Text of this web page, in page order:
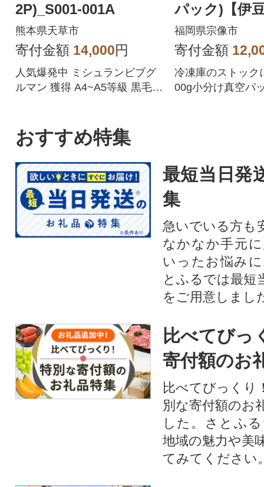
2P)_S001-001A
熊本県天草市
寄付金額 14,000円
人気爆発中 ミシュランビブグ
ルマン 獲得 A4~A5等級 黒毛和
程度お時間がかかる場合がご
ざいます。ご了承の上お申し
込みください。発送につきま
しては、説明文を必ずご確認
ください。★天草市では返礼
品の発送通知メールをお送り
できません★
パック)【伊
店】_HA1511
福岡県宗像市
寄付金額
冷凍庫のストック
00g小分け真空パ
おすすめ特集
最短当日発
集
急いでいる方も
なかなか手元
いったお悩み
とふるでは最短
をご用意しまし
比べてびっ
寄付額のお
比べてびっくり
別な寄付額のお
した。さとふ
地域の魅力や美
てみてください